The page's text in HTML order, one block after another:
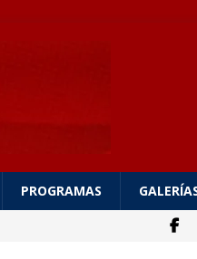
PROGRAMAS